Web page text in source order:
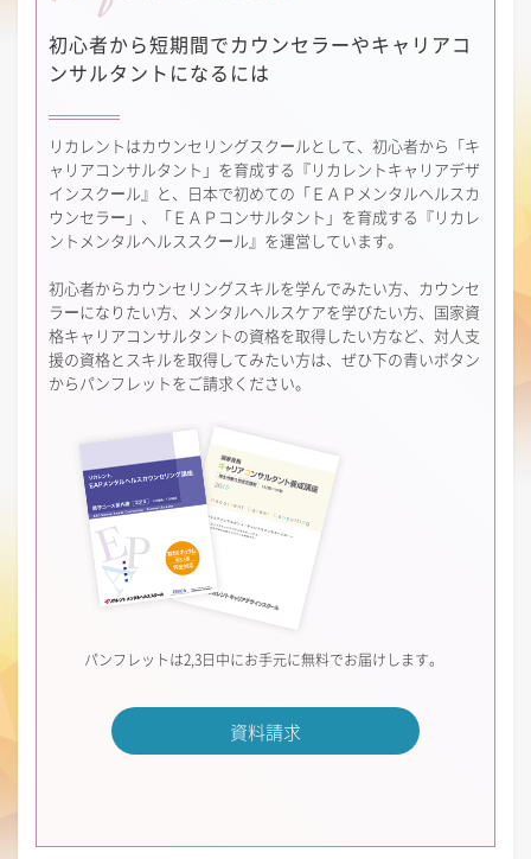
初心者から短期間でカウンセラーやキャリアコ
ンサルタントになるには
リカレントはカウンセリングスクールとして、初心者から「キ
ャリアコンサルタント」を育成する『リカレントキャリアデザ
インスクール』と、日本で初めての「ＥＡＰメンタルヘルスカ
ウンセラー」、「ＥＡＰコンサルタント」を育成する『リカレ
ントメンタルヘルススクール』を運営しています。
初心者からカウンセリングスキルを学んでみたい方、カウンセ
ラーになりたい方、メンタルヘルスケアを学びたい方、国家資
格キャリアコンサルタントの資格を取得したい方など、対人支
援の資格とスキルを取得してみたい方は、ぜひ下の青いボタン
からパンフレットをご請求ください。
パンフレットは2,3日中にお手元に無料でお届けします。
資料請求